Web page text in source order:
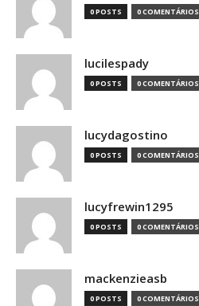
0 POSTS 0 COMENTÁRIOS
lucilespady
0 POSTS 0 COMENTÁRIOS
lucydagostino
0 POSTS 0 COMENTÁRIOS
lucyfrewin1295
0 POSTS 0 COMENTÁRIOS
mackenzieasb
0 POSTS 0 COMENTÁRIOS